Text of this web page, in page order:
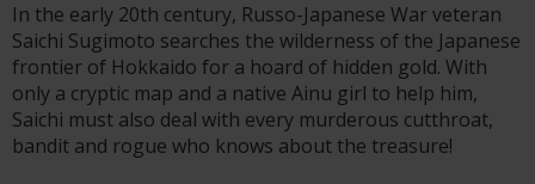
In the early 20th century, Russo-Japanese War veteran
Saichi Sugimoto searches the wilderness of the Japanese
frontier of Hokkaido for a hoard of hidden gold. With
only a cryptic map and a native Ainu girl to help him,
Saichi must also deal with every murderous cutthroat,
bandit and rogue who knows about the treasure!